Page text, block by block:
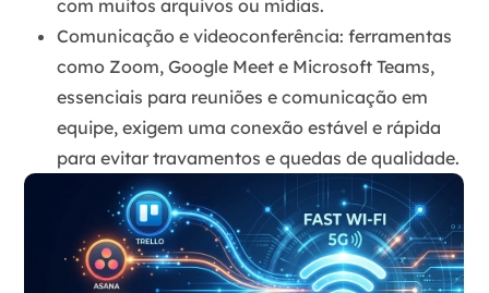
com muitos arquivos ou mídias.
Comunicação e videoconferência: ferramentas
como Zoom, Google Meet e Microsoft Teams,
essenciais para reuniões e comunicação em
equipe, exigem uma conexão estável e rápida
para evitar travamentos e quedas de qualidade.